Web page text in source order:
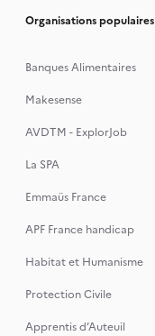
Organisations populaires
Banques Alimentaires
Makesense
AVDTM - ExplorJob
La SPA
Emmaüs France
APF France handicap
Habitat et Humanisme
Protection Civile
Apprentis d’Auteuil